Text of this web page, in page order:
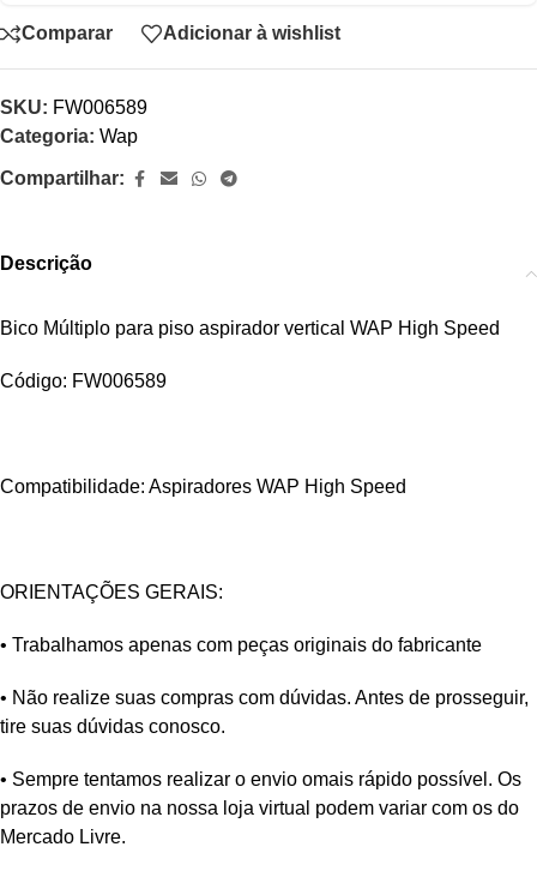
Comparar Adicionar à wishlist
SKU: FW006589
Categoria: Wap
Compartilhar:
Descrição
Bico Múltiplo para piso aspirador vertical WAP High Speed
Código: FW006589
Compatibilidade: Aspiradores WAP High Speed
ORIENTAÇÕES GERAIS:
• Trabalhamos apenas com peças originais do fabricante
• Não realize suas compras com dúvidas. Antes de prosseguir,
tire suas dúvidas conosco.
• Sempre tentamos realizar o envio omais rápido possível. Os
prazos de envio na nossa loja virtual podem variar com os do
Mercado Livre.